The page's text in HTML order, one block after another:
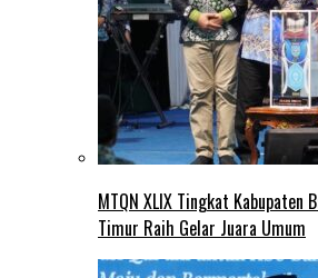
MTQN XLIX Tingkat Kabupaten
Timur Raih Gelar Juara Umum